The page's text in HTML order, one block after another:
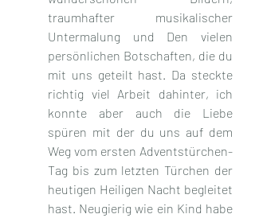
traumhafter musikalischer
Untermalung und Den vielen
persönlichen Botschaften, die du
mit uns geteilt hast. Da steckte
richtig viel Arbeit dahinter, ich
konnte aber auch die Liebe
spüren mit der du uns auf dem
Weg vom ersten Adventstürchen-
Tag bis zum letzten Türchen der
heutigen Heiligen Nacht begleitet
hast. Neugierig wie ein Kind habe